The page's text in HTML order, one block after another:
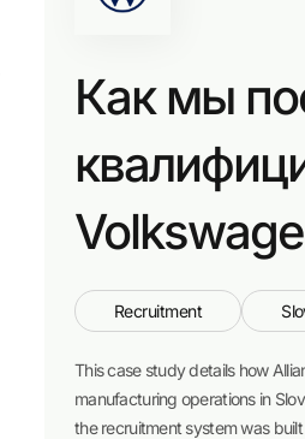
Как мы
Recruitment
This case study details how
manufacturing operations in
the recruitment system was